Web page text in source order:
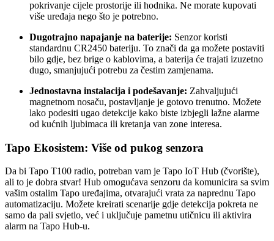
pokrivanje cijele prostorije ili hodnika. Ne morate kupovati
više uređaja nego što je potrebno.
Dugotrajno napajanje na baterije: Senzor koristi
standardnu CR2450 bateriju. To znači da ga možete postaviti
bilo gdje, bez brige o kablovima, a baterija će trajati izuzetno
dugo, smanjujući potrebu za čestim zamjenama.
Jednostavna instalacija i podešavanje: Zahvaljujući
magnetnom nosaču, postavljanje je gotovo trenutno. Možete
lako podesiti ugao detekcije kako biste izbjegli lažne alarme
od kućnih ljubimaca ili kretanja van zone interesa.
Tapo Ekosistem: Više od pukog senzora
Da bi Tapo T100 radio, potreban vam je Tapo IoT Hub (čvorište),
ali to je dobra stvar! Hub omogućava senzoru da komunicira sa svim
vašim ostalim Tapo uređajima, otvarajući vrata za naprednu Tapo
automatizaciju. Možete kreirati scenarije gdje detekcija pokreta ne
samo da pali svjetlo, već i uključuje pametnu utičnicu ili aktivira
alarm na Tapo Hub-u.